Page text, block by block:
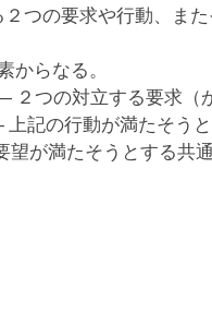
つの要求や行動、ま
からなる。
２つの対立する要求（
上記の行動が満たそう
望が満たそうとする共